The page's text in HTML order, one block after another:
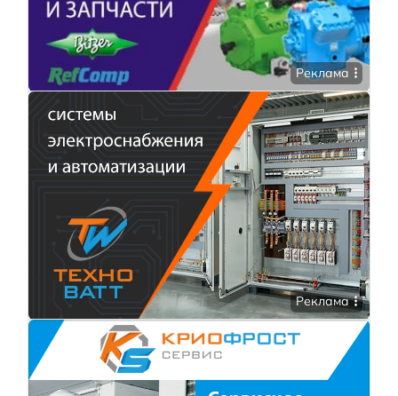
Реклама
Реклама